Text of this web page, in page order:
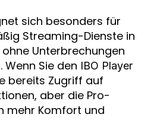
sich besonders für
Streaming-Dienste in
Unterbrechungen
Sie den IBO Player
bereits Zugriff auf
aber die Pro-
mehr Komfort und